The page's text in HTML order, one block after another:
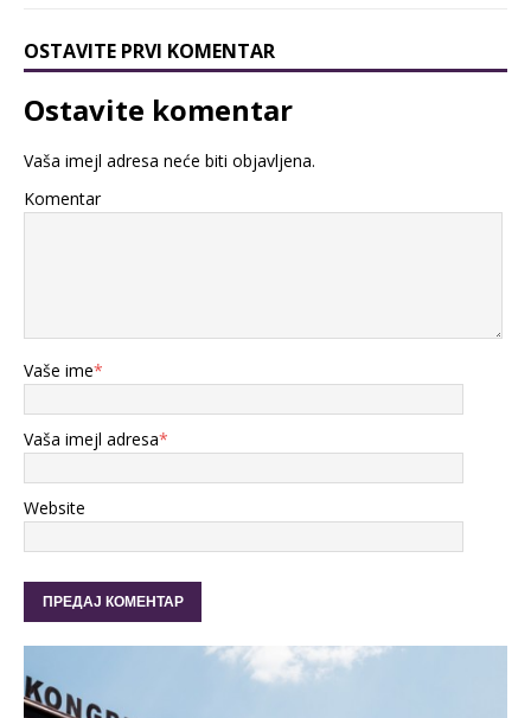
OSTAVITE PRVI KOMENTAR
Ostavite komentar
Vaša imejl adresa neće biti objavljena.
Komentar
Vaše ime*
Vaša imejl adresa*
Website